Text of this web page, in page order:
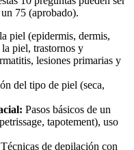
75 (aprobado).
piel (epidermis, dermis,
piel, trastornos y
lesiones primarias y
del tipo de piel (seca,
Pasos básicos de un
tapotement), uso
Técnicas de depilación con